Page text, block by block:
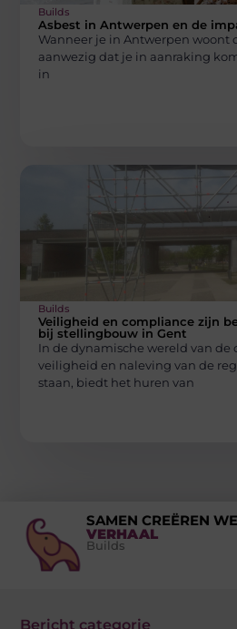
Builds
Asbest in Antwerpen en de
Wanneer je in Antwerpen woont
aanwezig dat je in aanraking
in
Builds
Veiligheid en compliance zijn
bij stellingbouw in Gent
In de dynamische wereld van de
veiligheid en naleving van de
staan, biedt het huren van
SAMEN CREËREN
VERHAAL
Builds
Bericht categorie